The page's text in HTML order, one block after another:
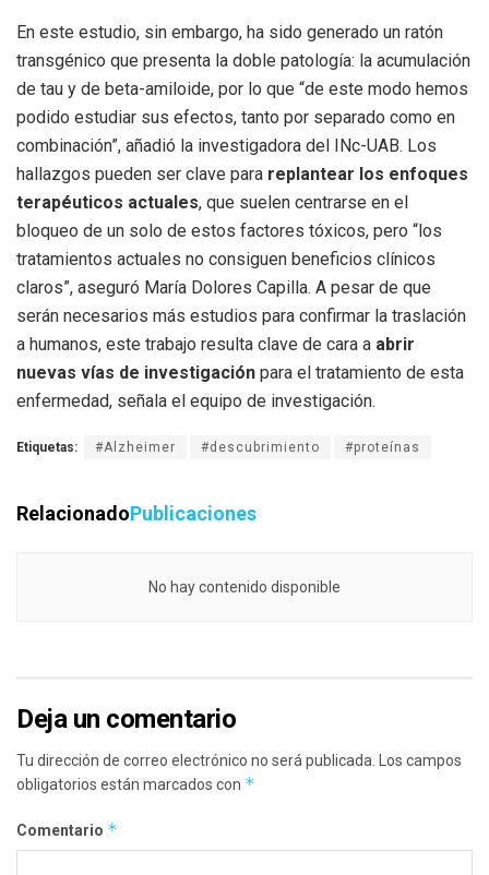
En este estudio, sin embargo, ha sido generado un ratón
transgénico que presenta la doble patología: la acumulación
de tau y de beta-amiloide, por lo que “de este modo hemos
podido estudiar sus efectos, tanto por separado como en
combinación”, añadió la investigadora del INc-UAB. Los
hallazgos pueden ser clave para replantear los enfoques
terapéuticos actuales, que suelen centrarse en el
bloqueo de un solo de estos factores tóxicos, pero “los
tratamientos actuales no consiguen beneficios clínicos
claros”, aseguró María Dolores Capilla. A pesar de que
serán necesarios más estudios para confirmar la traslación
a humanos, este trabajo resulta clave de cara a abrir
nuevas vías de investigación para el tratamiento de esta
enfermedad, señala el equipo de investigación.
Etiquetas: #Alzheimer #descubrimiento #proteínas
RelacionadoPublicaciones
No hay contenido disponible
Deja un comentario
Tu dirección de correo electrónico no será publicada.
Los campos
obligatorios están marcados con *
Comentario *